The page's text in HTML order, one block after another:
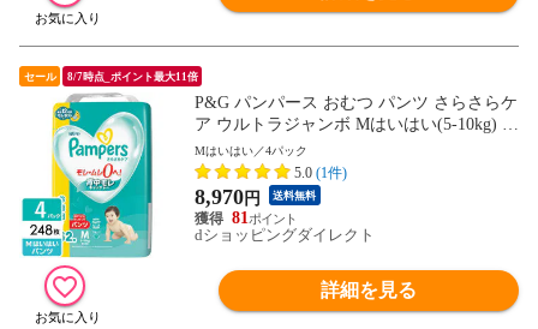
セール 8/7時点_ポイント最大11倍
P&G パンパース おむつ パンツ さらさらケ
ア ウルトラジャンボ Mはいはい(5-10kg) 24
8枚(62枚×4パック) 4987176207166
Mはいはい／4パック
5.0 (1件)
8,970円 送料無料
81
dショッピングダイレクト
詳細を見る